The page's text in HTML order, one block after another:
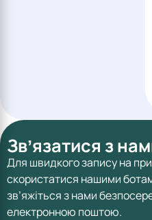
Звʼязатися з
Для швидкого запису на
скористатися нашими
зв’яжіться з нами
електронною поштою.